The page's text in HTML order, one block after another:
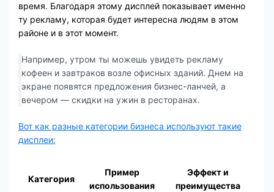
время. Благодаря этому дисплей показывает именно
ту рекламу, которая будет интересна людям в этом
районе и в этот момент.
Например, утром ты можешь увидеть рекламу
кофеен и завтраков возле офисных зданий. Днем на
экране появятся предложения бизнес-ланчей, а
вечером — скидки на ужин в ресторанах.
Вот как разные категории бизнеса используют такие
дисплеи:
Категория
Пример
использования
Эффект и
преимущества